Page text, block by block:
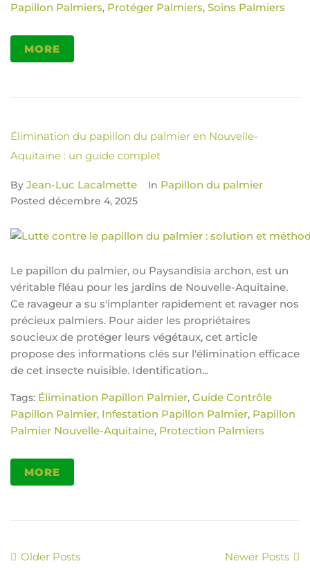
Papillon Palmiers, Protéger Palmiers, Soins Palmiers
MORE
Élimination du papillon du palmier en Nouvelle-
Aquitaine : un guide complet
By Jean-Luc Lacalmette In Papillon du palmier
Posted décembre 4, 2025
Le papillon du palmier, ou Paysandisia archon, est un
véritable fléau pour les jardins de Nouvelle-Aquitaine.
Ce ravageur a su s'implanter rapidement et ravager nos
précieux palmiers. Pour aider les propriétaires
soucieux de protéger leurs végétaux, cet article
propose des informations clés sur l'élimination efficace
de cet insecte nuisible. Identification...
Tags: Élimination Papillon Palmier, Guide Contrôle
Papillon Palmier, Infestation Papillon Palmier, Papillon
Palmier Nouvelle-Aquitaine, Protection Palmiers
MORE
Older Posts Newer Posts